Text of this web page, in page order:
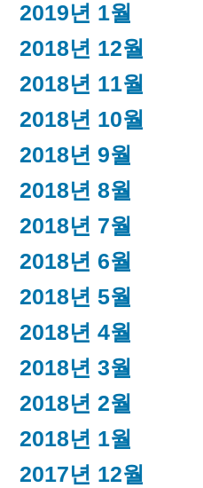
2019년 1월
2018년 12월
2018년 11월
2018년 10월
2018년 9월
2018년 8월
2018년 7월
2018년 6월
2018년 5월
2018년 4월
2018년 3월
2018년 2월
2018년 1월
2017년 12월